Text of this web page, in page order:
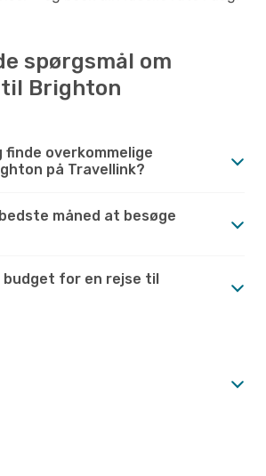
spørgsmål om
Brighton
finde overkommelige
på Travellink?
måned at besøge
budget for en rejse til